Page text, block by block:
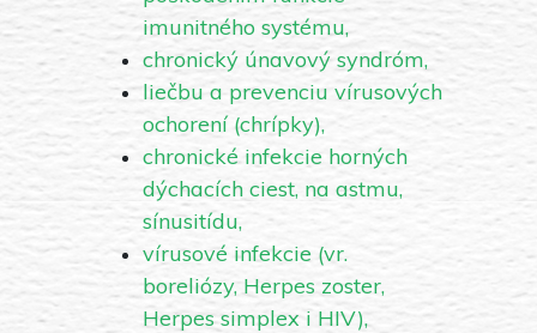
imunitného systému,
chronický únavový syndróm,
liečbu a prevenciu vírusových
ochorení (chrípky),
chronické infekcie horných
dýchacích ciest, na astmu,
sínusitídu,
vírusové infekcie (vr.
boreliózy, Herpes zoster,
Herpes simplex i HIV),